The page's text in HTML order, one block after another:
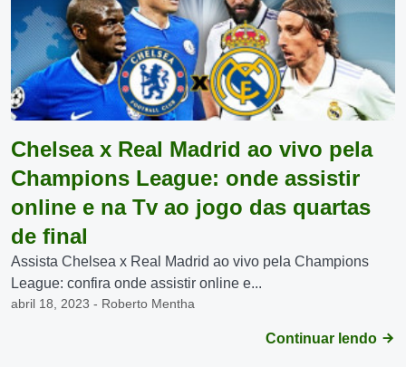
Chelsea x Real Madrid ao vivo pela
Champions League: onde assistir
online e na Tv ao jogo das quartas
de final
Assista Chelsea x Real Madrid ao vivo pela Champions
League: confira onde assistir online e...
abril 18, 2023 - Roberto Mentha
Continuar lendo